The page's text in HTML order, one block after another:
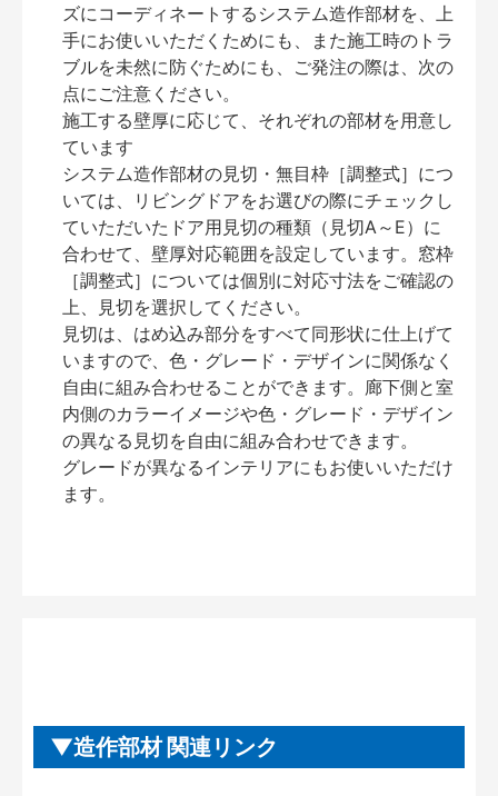
ズにコーディネートするシステム造作部材を、上
手にお使いいただくためにも、また施工時のトラ
ブルを未然に防ぐためにも、ご発注の際は、次の
点にご注意ください。
施工する壁厚に応じて、それぞれの部材を用意し
ています
システム造作部材の見切・無目枠［調整式］につ
いては、リビングドアをお選びの際にチェックし
ていただいたドア用見切の種類（見切A～E）に
合わせて、壁厚対応範囲を設定しています。窓枠
［調整式］については個別に対応寸法をご確認の
上、見切を選択してください。
見切は、はめ込み部分をすべて同形状に仕上げて
いますので、色・グレード・デザインに関係なく
自由に組み合わせることができます。廊下側と室
内側のカラーイメージや色・グレード・デザイン
の異なる見切を自由に組み合わせできます。
グレードが異なるインテリアにもお使いいただけ
ます。
造作部材 関連リンク